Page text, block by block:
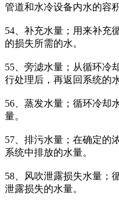
管道和水冷设备内水的容
54、补充水量；用来补充
的损失所需的水。
55、旁滤水量；从循环冷
行处理后，再返回系统的水
56、蒸发水量；循环冷却
量。
57、排污水量；在确定的
系统中排放的水量。
58、风吹泄露损失水量；
泄露损失的水量。